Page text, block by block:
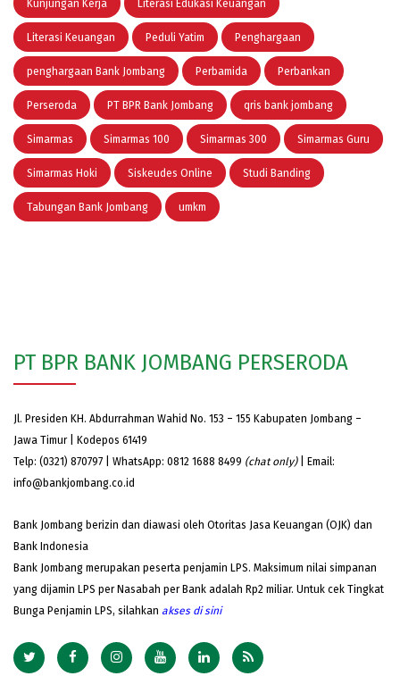
Kunjungan Kerja Literasi Edukasi Keuangan
Literasi Keuangan Peduli Yatim Penghargaan
penghargaan Bank Jombang Perbamida Perbankan
Perseroda PT BPR Bank Jombang qris bank jombang
Simarmas Simarmas 100 Simarmas 300 Simarmas Guru
Simarmas Hoki Siskeudes Online Studi Banding
Tabungan Bank Jombang umkm
PT BPR BANK JOMBANG PERSERODA
Jl. Presiden KH. Abdurrahman Wahid No. 153 – 155 Kabupaten Jombang –
Jawa Timur | Kodepos 61419
Telp: (0321) 870797 | WhatsApp: 0812 1688 8499 (chat only)| Email:
info@bankjombang.co.id
Bank Jombang berizin dan diawasi oleh Otoritas Jasa Keuangan (OJK) dan
Bank Indonesia
Bank Jombang merupakan peserta penjamin LPS. Maksimum nilai simpanan
yang dijamin LPS per Nasabah per Bank adalah Rp2 miliar. Untuk cek Tingkat
Bunga Penjamin LPS, silahkan akses di sini